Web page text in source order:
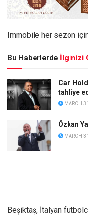
Immobile her sezon
Bu Haberlerde İlginizi
Can
tahliye
MARCH
Özkan
MARCH
Beşiktaş, İtalyan